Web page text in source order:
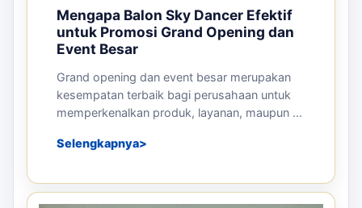
Mengapa Balon Sky Dancer Efektif
untuk Promosi Grand Opening dan
Event Besar
Grand opening dan event besar merupakan
kesempatan terbaik bagi perusahaan untuk
memperkenalkan produk, layanan, maupun ...
Selengkapnya